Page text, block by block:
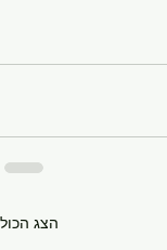
הצג הכול